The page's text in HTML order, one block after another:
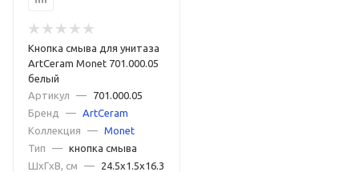
Кнопка смыва для унитаза
ArtCeram Monet 701.000.05
белый
Артикул
—
701.000.05
Бренд
—
ArtCeram
Коллекция
— Monet
Тип
— кнопка смыва
ШxГxВ, см
— 24.5x1.5x16.3